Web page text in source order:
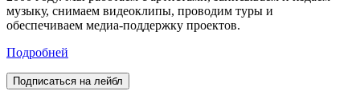
музыку, снимаем видеоклипы, проводим туры и
обеспечиваем медиа-поддержку проектов.
Подробней
Подписаться на лейбл